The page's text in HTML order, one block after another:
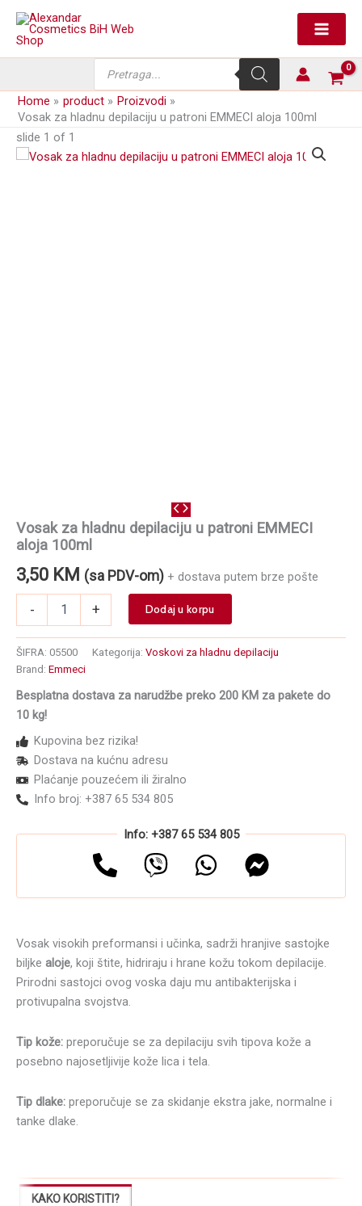
Skip
content
search
Home product
Proizvodi
Vosak za hladnu depilaciju u patroni EMMECI aloja 100ml
slide 1 of 1
Vosak za hladnu depilaciju u patroni EMMECI
aloja 100ml
3,50 KM (sa PDV-om) + dostava putem brze pošte
-
depilaciju
u
EMMECI
aloja
količina
+ Dodaj u korpu
ŠIFRA: 05500 Kategorija: Voskovi za hladnu depilaciju
Brand: Emmeci
Besplatna dostava za narudžbe preko 200 KM za pakete do
10 kg!
Kupovina bez rizika!
Dostava na kućnu adresu
Plaćanje pouzećem ili žiralno
Info broj: +387 65 534 805
Info: +387 65 534 805
Vosak visokih preformansi i učinka, sadrži hranjive sastojke
biljke aloje, koji štite, hidriraju i hrane kožu tokom depilacije.
Prirodni sastojci ovog voska daju mu antibakterijska i
protivupalna svojstva.
Tip kože: preporučuje se za depilaciju svih tipova kože a
posebno najosetljivije kože lica i tela.
Tip dlake: preporučuje se za skidanje ekstra jake, normalne i
tanke dlake.
KAKO KORISTITI?
depilaciju
patroni
100ml
količina